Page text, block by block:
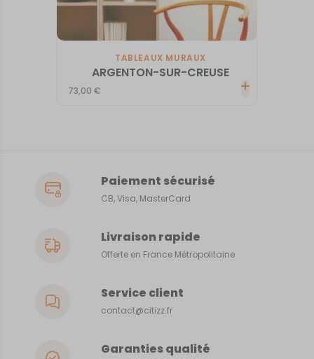
TABLEAUX MURAUX
ARGENTON-SUR-CREUSE
73,00€
Paiement sécurisé
CB, Visa, MasterCard
Livraison rapide
Offerte en France Métropolitaine
Service client
contact@citizz.fr
Garanties qualité